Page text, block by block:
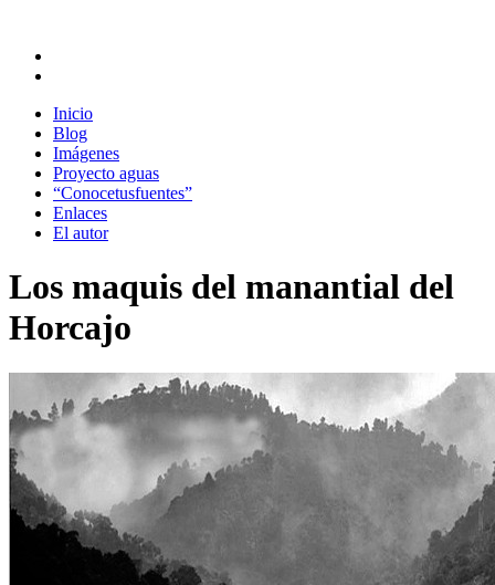
Inicio
Blog
Imágenes
Proyecto aguas
“Conocetusfuentes”
Enlaces
El autor
Los maquis del manantial del
Horcajo